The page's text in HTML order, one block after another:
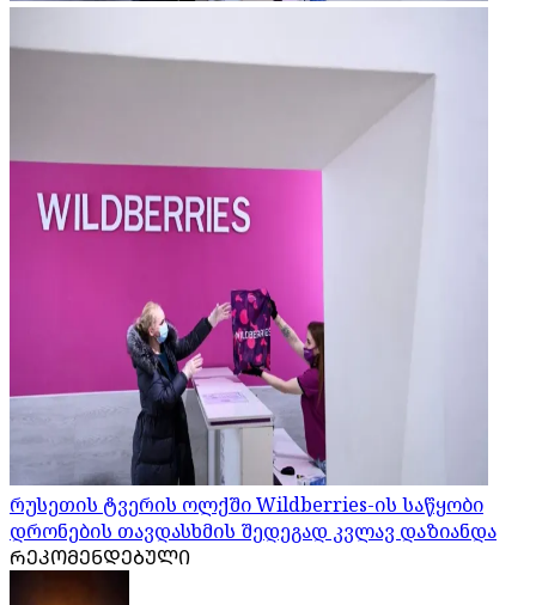
რუსეთის ტვერის ოლქში Wildberries-ის საწყობი
დრონების თავდასხმის შედეგად კვლავ დაზიანდა
ᲠᲔᲙᲝᲛᲔᲜᲓᲔᲑᲣᲚᲘ